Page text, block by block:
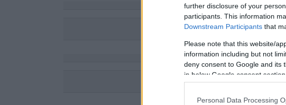
further disclosure of your
participants. This information
Downstream Participants that
Please note that this website/
information including but not
deny consent to Google and its
in below Google consent section.
Personal Data Processing